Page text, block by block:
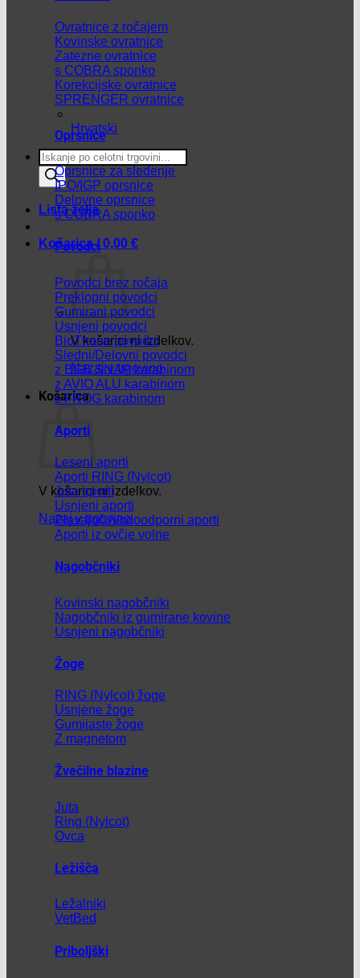
Hrvatski
Products
search
Lista želja
Košarica /0,00 €
V košarici ni izdelkov.
Nazaj v trgovino
Košarica
V košarici ni izdelkov.
Nazaj v trgovino
Ovratnice z ročajem
Kovinske ovratnice
Zatezne ovratnice
s COBRA sponko
Korekcijske ovratnice
SPRENGER ovratnice
Oprsnice
Oprsnice za sledenje
IPO/IGP oprsnice
Delovne oprsnice
s COBRA sponko
Povodci
Povodci brez ročaja
Preklopni povodci
Gumirani povodci
Usnjeni povodci
BioThane povodci
Sledni/Delovni povodci
z BGB SNAP karabinom
z AVIO ALU karabinom
s FROG karabinom
Aporti
Leseni aporti
Aporti RING (Nylcot)
Juta aporti
Usnjeni aporti
Plavajoči/Vodoodporni aporti
Aporti iz ovčje volne
Nagobčniki
Kovinski nagobčniki
Nagobčniki iz gumirane kovine
Usnjeni nagobčniki
Žoge
RING (Nylcot) žoge
Usnjene žoge
Gumijaste žoge
Z magnetom
Žvečilne blazine
Juta
Ring (Nylcot)
Ovca
Ležišča
Ležalniki
VetBed
Priboljški